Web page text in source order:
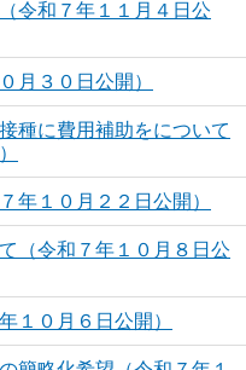
令和７年１１月４日公
月３０日公開）
種に費用補助をについて
年１０月２２日公開）
（令和７年１０月８日公
１０月６日公開）